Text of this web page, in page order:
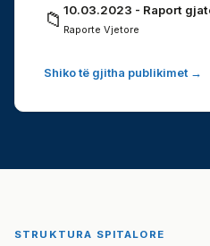
📁 10.03.2023 - Raport
Raporte Vjetore
Shiko të gjitha publikimet →
STRUKTURA SPITALORE